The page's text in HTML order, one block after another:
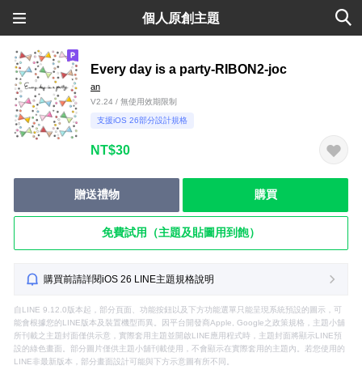
個人原創主題
Every day is a party-RIBON2-joc
an
V2.24 / 無使用效期限制
支援iOS 26部分設計規格
NT$30
贈送禮物 購買
免費試用（主題及貼圖用到飽）
購買前請詳閱iOS 26 LINE主題規格說明
自LINE 9.12.0版本起，部分頁面、功能按鈕以及下方功能選單只能呈現系統預設的圖示，可
能會根據您的LINE版本及裝置機型而異。因平台開發商Apple, Google之政策規格，主題小舖
所刊載之主題封面僅供示意，實際套用主題並開啟LINE應用程式時，主題封面將顯示LINE預
設的綠色畫面。部分圖片僅供主題小舖刊載使用，不會顯示在實際套用的主題內。若您使用的
LINE非最新版本，部分畫面設計可能與下方示意圖有所不同。